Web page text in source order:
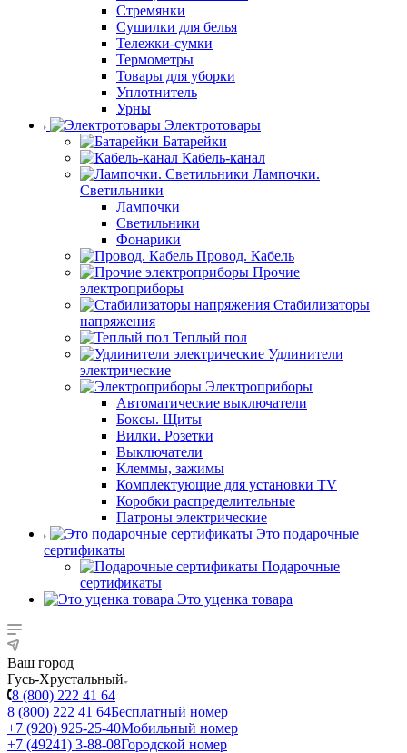
Стремянки
Сушилки для белья
Тележки-сумки
Термометры
Товары для уборки
Уплотнитель
Урны
Электротовары
Батарейки
Кабель-канал
Лампочки.
Светильники
Лампочки
Светильники
Фонарики
Провод. Кабель
Прочие
электроприборы
Стабилизаторы
напряжения
Теплый пол
Удлинители
электрические
Электроприборы
Автоматические выключатели
Боксы. Щиты
Вилки. Розетки
Выключатели
Клеммы, зажимы
Комплектующие для установки TV
Коробки распределительные
Патроны электрические
Это подарочные
сертификаты
Подарочные
сертификаты
Это уценка товара
Ваш город
Гусь-Хрустальный
8 (800) 222 41 64
8 (800) 222 41 64Бесплатный номер
+7 (920) 925-25-40Мобильный номер
+7 (49241) 3-88-08Городской номер